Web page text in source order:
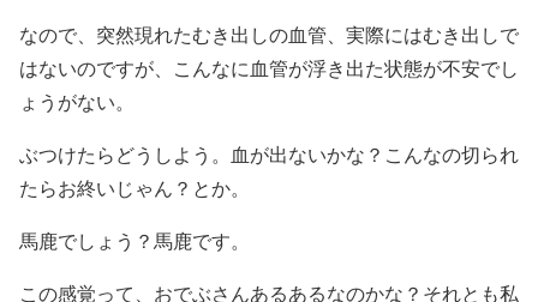
なので、突然現れたむき出しの血管、実際にはむき出しで
はないのですが、こんなに血管が浮き出た状態が不安でし
ょうがない。
ぶつけたらどうしよう。血が出ないかな？こんなの切られ
たらお終いじゃん？とか。
馬鹿でしょう？馬鹿です。
この感覚って、おでぶさんあるあるなのかな？それとも私